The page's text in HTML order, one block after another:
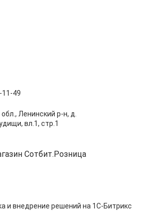
11-49
Ленинский р-н, д.
вл.1, стр.1
Сотбит.Розница
и внедрение решений на 1С-Битрикс